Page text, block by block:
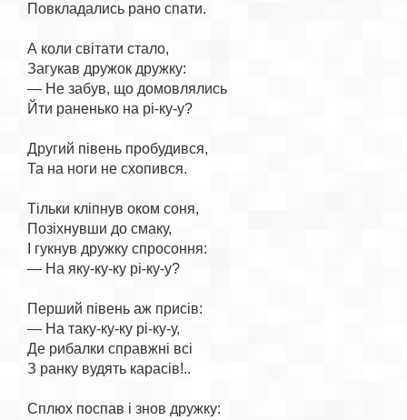
Повкладались рано спати.
А коли світати стало,
Загукав дружок дружку:
— Не забув, що домовлялись
Йти раненько на рі-ку-у?
Другий півень пробудився,
Та на ноги не схопився.
Тільки кліпнув оком соня,
Позіхнувши до смаку,
І гукнув дружку спросоння:
— На яку-ку-ку рі-ку-у?
Перший півень аж присів:
— На таку-ку-ку рі-ку-у,
Де рибалки справжні всі
З ранку вудять карасів!..
Сплюх поспав і знов дружку: